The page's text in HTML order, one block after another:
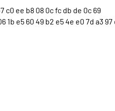
c0 ee b8 08 0c fc db de 0c 69
1b e5 60 49 b2 e5 4e e0 7d a3